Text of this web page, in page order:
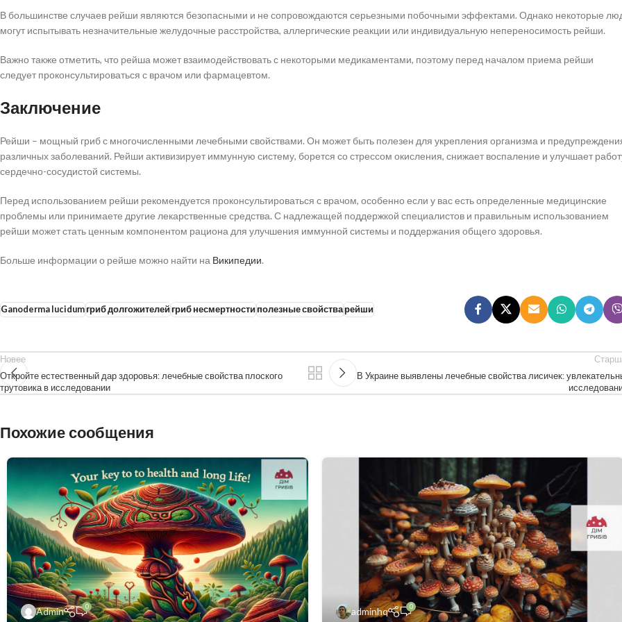
В большинстве случаев рейши являются безопасными и не сопровождаются серьезными побочными эффектами. Однако некоторые
могут испытывать незначительные желудочные расстройства, аллергические реакции или индивидуальную непереносимость рейши.
Важно также отметить, что рейша может взаимодействовать с некоторыми медикаментами, поэтому перед началом приема рейши
следует проконсультироваться с врачом или фармацевтом.
Заключение
Рейши – мощный гриб с многочисленными лечебными свойствами. Он может быть полезен для укрепления организма и
различных заболеваний. Рейши активизирует иммунную систему, борется со стрессом окисления, снижает воспаление и улучшает
сердечно-сосудистой системы.
Перед использованием рейши рекомендуется проконсультироваться с врачом, особенно если у вас есть определенные медицинские
проблемы или принимаете другие лекарственные средства. С надлежащей поддержкой специалистов и правильным использованием
рейши может стать ценным компонентом рациона для улучшения иммунной системы и поддержания общего здоровья.
Больше информации о рейше можно найти на Википедии.
Ganoderma lucidumгриб долгожителей гриб несмертности полезные свойстварейши
Новее
Откройте естественный дар здоровья: лечебные свойства плоского
трутовика в исследовании
В Украине выявлены лечебные свойства лисичек:
Похожие сообщения
Admin 0 adminhq 0